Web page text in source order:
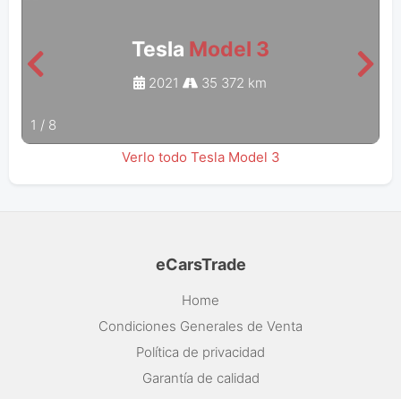
Tesla Model 3
2021 35 372 km
1 / 8
Verlo todo Tesla Model 3
eCarsTrade
Home
Condiciones Generales de Venta
Política de privacidad
Garantía de calidad